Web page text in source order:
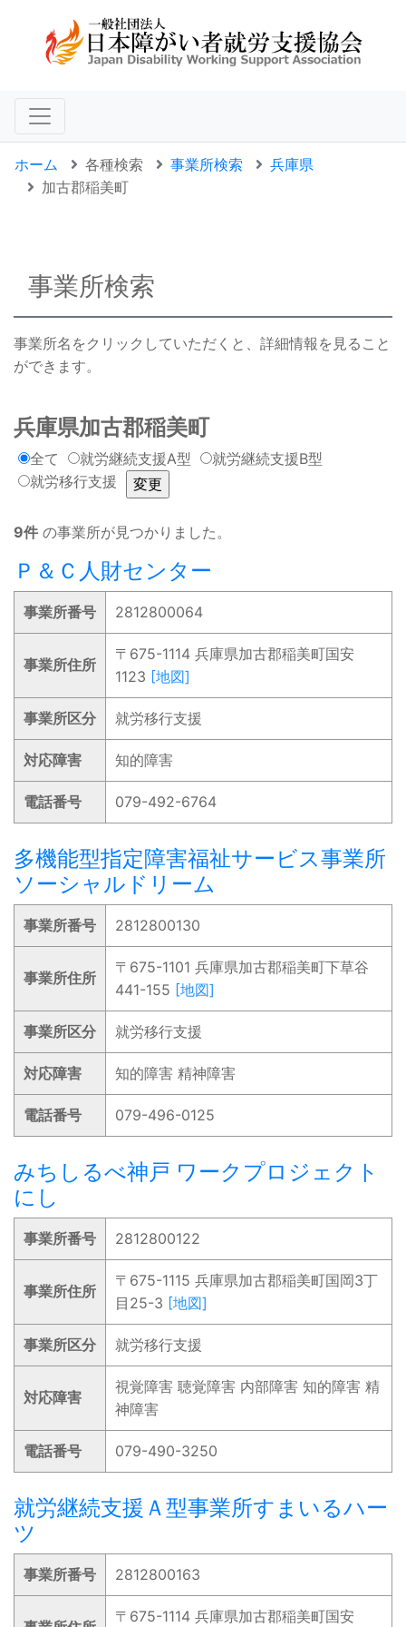
ホーム 各種検索 事業所検索
兵庫県
加古郡稲美町
事業所検索
事業所名をクリックしていただくと、詳細情報を見ること
ができます。
兵庫県加古郡稲美町
全て 就労継続支援A型
就労継続支援B型
就労移行支援
9件 の事業所が見つかりました。
Ｐ＆Ｃ人財センター
事業所番号 2812800064
事業所住所
〒675-1114 兵庫県加古郡稲美町国安
1123 [地図]
事業所区分 就労移行支援
対応障害 知的障害
電話番号 079-492-6764
多機能型指定障害福祉サービス事業所
ソーシャルドリーム
事業所番号 2812800130
事業所住所
〒675-1101 兵庫県加古郡稲美町下草谷
441-155 [地図]
事業所区分 就労移行支援
対応障害 知的障害 精神障害
電話番号 079-496-0125
みちしるべ神戸 ワークプロジェクト
にし
事業所番号 2812800122
事業所住所
〒675-1115 兵庫県加古郡稲美町国岡3丁
目25-3 [地図]
事業所区分 就労移行支援
対応障害
視覚障害 聴覚障害 内部障害 知的障害 精
神障害
電話番号 079-490-3250
就労継続支援Ａ型事業所すまいるハー
ツ
事業所番号 2812800163
〒675-1114 兵庫県加古郡稲美町国安